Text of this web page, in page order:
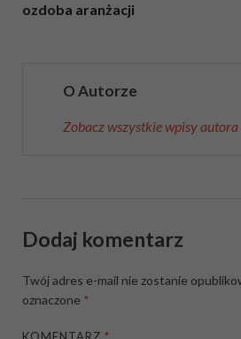
ozdoba aranżacji
O Autorze
Zobacz wszystkie wpisy
Dodaj komentarz
Twój adres e-mail nie zostanie
oznaczone *
KOMENTARZ*